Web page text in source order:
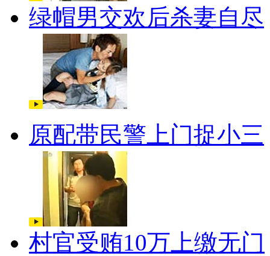
绿帽男交欢后杀妻自尽
原配带民警上门捉小三
村官受贿10万上缴无门